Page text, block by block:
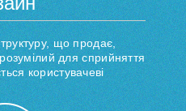
що продає,
для сприйняття
користувачеві